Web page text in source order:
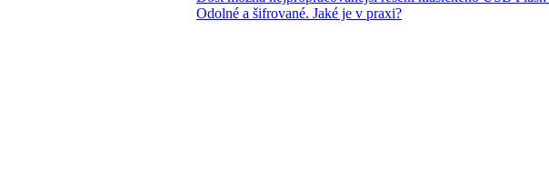
Odolné a šifrované. Jaké je v praxi?